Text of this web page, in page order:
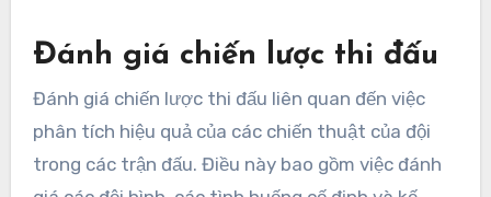
Đánh giá chiến lược thi đấu
Đánh giá chiến lược thi đấu liên quan đến việc
phân tích hiệu quả của các chiến thuật của đội
trong các trận đấu. Điều này bao gồm việc đánh